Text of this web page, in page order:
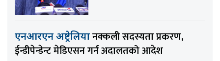
एनआरएन अष्ट्रेलियानक्कली सदस्यता प्रकरण,
ईन्डीपेन्डेन्ट मेडिएसन गर्न अदालतको आदेश